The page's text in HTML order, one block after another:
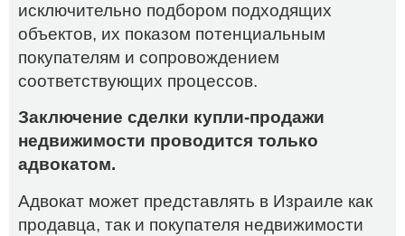
исключительно подбором подходящих
объектов, их показом потенциальным
покупателям и сопровождением
соответствующих процессов.
Заключение сделки купли-продажи
недвижимости проводится только
адвокатом.
Адвокат может представлять в Израиле как
продавца, так и покупателя недвижимости